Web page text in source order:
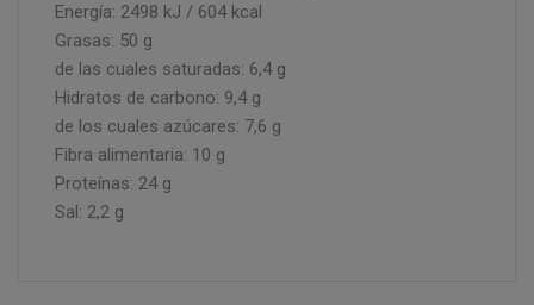
Energía: 2498 kJ / 604 kcal
Grasas: 50 g
de las cuales saturadas: 6,4 g
Hidratos de carbono: 9,4 g
de los cuales azúcares: 7,6 g
Fibra alimentaria: 10 g
Proteínas: 24 g
Sal: 2,2 g